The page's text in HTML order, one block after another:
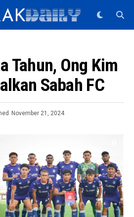
Tahun, Ong Kim
Sabah FC
November 21, 2024